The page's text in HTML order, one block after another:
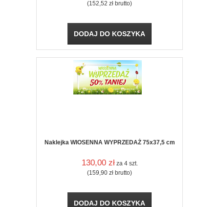
(152,52 zł brutto)
DODAJ DO KOSZYKA
Naklejka WIOSENNA WYPRZEDAŻ 75x37,5 cm
130,00 złza 4 szt.
(159,90 zł brutto)
DODAJ DO KOSZYKA